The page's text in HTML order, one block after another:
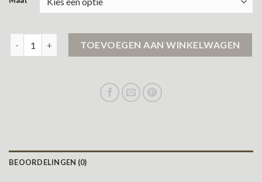
TOEVOEGEN AAN WINKELWAGEN
BEOORDELINGEN (0)